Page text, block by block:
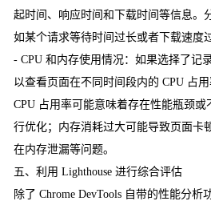
起时间、响应时间和下载时间等信息。
如某个请求等待时间过长或者下载速度
- CPU 和内存使用情况：如果选择了记
以查看页面在不同时间段内的 CPU 占
CPU 占用率可能意味着存在性能瓶颈
行优化；内存消耗过大可能导致页面卡
在内存泄漏等问题。
五、利用 Lighthouse 进行综合评估
除了 Chrome DevTools 自带的性能分析